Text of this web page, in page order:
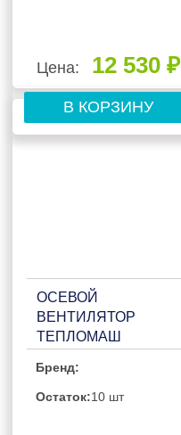
Цена: 12 530 ₽
В КОРЗИНУ
ОСЕВОЙ
ВЕНТИЛЯТОР
ТЕПЛОМАШ
Бренд:
Остаток:10 шт